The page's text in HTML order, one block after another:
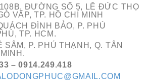
ĐƯỜNG SỐ 5, LÊ ĐỨC THỌ
VẤP, TP. HỒ CHÍ MINH
ĐÌNH BẢO, P. PHÚ
TP. HCM.
SÂM, P. PHÚ THẠNH, Q. TÂN
– 0914.249.418